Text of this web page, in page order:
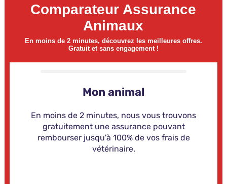
Comparateur Assurance
Animaux
En moins de 2 minutes, découvrez les meilleures offres.
Gratuit et sans engagement !